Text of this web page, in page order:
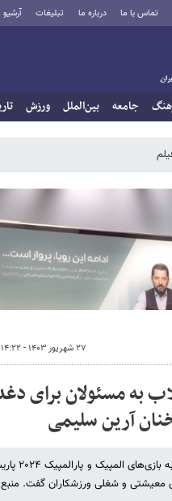
تماس با ما درباره ما تبلیغات آرشیو
جامعه بین‌الملل ورزش
۲۷ شهریور ۱۴۰۳ - ۱۴:۲۲
به مسئولان برای
آرین سلیمی
امروز
معیشتی و شغلی ورزشکاران گفت. منبع: